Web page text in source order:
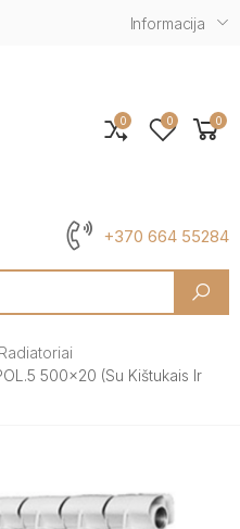
Informacija
+370 664 55284
0 0 0
500x20 (su Kištukais Ir